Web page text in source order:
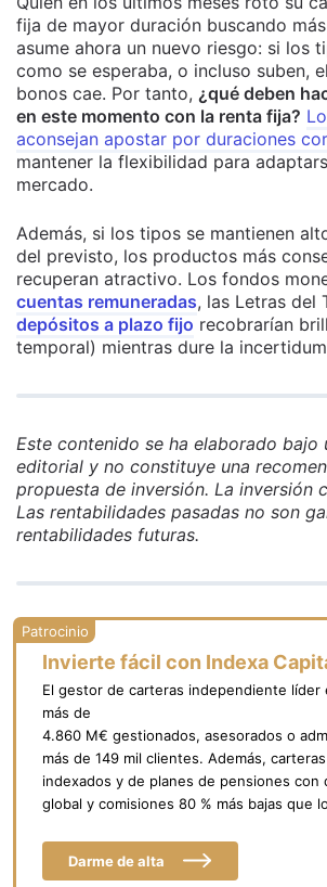
fija de mayor duración buscando
asume ahora un nuevo riesgo: si los
como se esperaba, o incluso suben,
bonos cae. Por tanto, ¿qué deben
en este momento con la renta fija?
aconsejan apostar por duraciones
mantener la flexibilidad para
mercado.
Además, si los tipos se mantienen
del previsto, los productos más
recuperan atractivo. Los fondos
cuentas remuneradas, las Letras del
depósitos a plazo fijo recobrarían
temporal) mientras dure la
Este contenido se ha elaborado bajo
editorial y no constituye una
propuesta de inversión. La inversión
Las rentabilidades pasadas no son
rentabilidades futuras.
Invierte fácil con Indexa
El gestor de carteras independiente líder
más de
4.860 M€ gestionados, asesorados o
más de 149 mil clientes. Además,
indexados y de planes de pensiones con
global y comisiones 80 % más bajas que
Darme de alta